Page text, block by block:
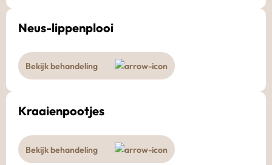
Neus-lippenplooi
Bekijk behandeling
Kraaienpootjes
Bekijk behandeling